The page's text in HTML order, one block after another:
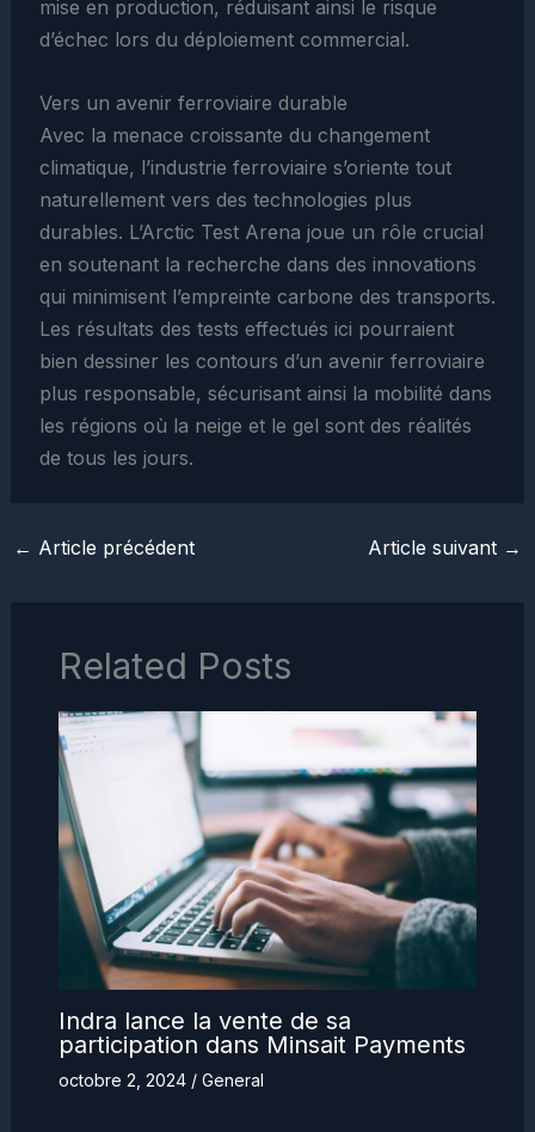
mise en production, réduisant ainsi le risque
d’échec lors du déploiement commercial.
Vers un avenir ferroviaire durable
Avec la menace croissante du changement
climatique, l’industrie ferroviaire s’oriente tout
naturellement vers des technologies plus
durables. L’Arctic Test Arena joue un rôle crucial
en soutenant la recherche dans des innovations
qui minimisent l’empreinte carbone des transports.
Les résultats des tests effectués ici pourraient
bien dessiner les contours d’un avenir ferroviaire
plus responsable, sécurisant ainsi la mobilité dans
les régions où la neige et le gel sont des réalités
de tous les jours.
← Article précédent Article suivant →
Related Posts
Indra lance la vente de sa
participation dans Minsait Payments
octobre 2, 2024 / General